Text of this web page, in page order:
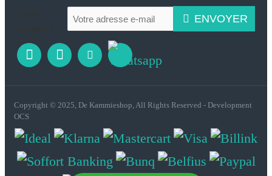
mail
ENVOYER
Copyright © 2025, De Kammieshop, All Rights Reserved - Development
OCS